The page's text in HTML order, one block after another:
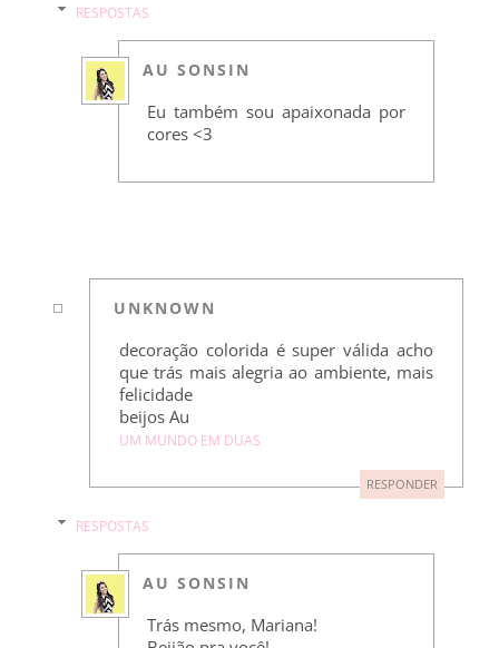
RESPOSTAS
AU SONSIN
Eu também sou apaixonada por
cores <3
UNKNOWN
decoração colorida é super válida acho
que trás mais alegria ao ambiente, mais
felicidade
beijos Au
UM MUNDO EM DUAS
RESPONDER
RESPOSTAS
AU SONSIN
Trás mesmo, Mariana!